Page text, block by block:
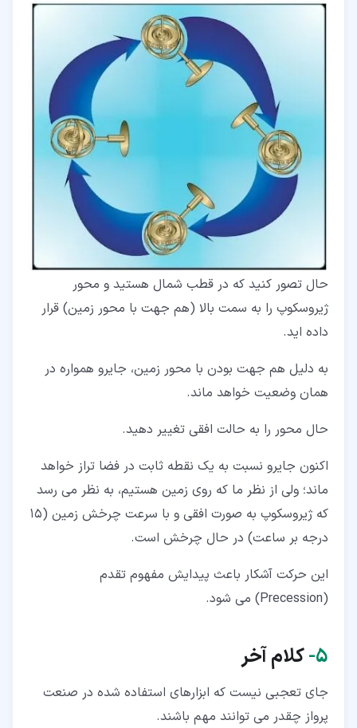
حال تصور کنید که در قطب شمال هستید و محور
ژیروسکوپ را به سمت بالا (هم جهت با محور زمین) قرار
داده اید.
به دلیل هم جهت بودن با محور زمین، جایرو همواره در
همان وضعیت خواهد ماند.
حال محور را به حالت افقی تغییر دهید.
اکنون جایرو نسبت به یک نقطه ثابت در فضا تراز خواهد
ماند؛ ولی از نظر ما که روی زمین هستیم، به نظر می رسد
که ژیروسکوپ به صورت افقی و با سرعت چرخش زمین (15
درجه بر ساعت) در حال چرخش است.
این حرکت آشکار باعث پیدایش مفهوم تقدم
(Precession) می شود.
۵‏- کلام آخر
جای تعجبی نیست که ابزارهای استفاده شده در صنعت
پرواز چقدر می توانند مهم باشند.